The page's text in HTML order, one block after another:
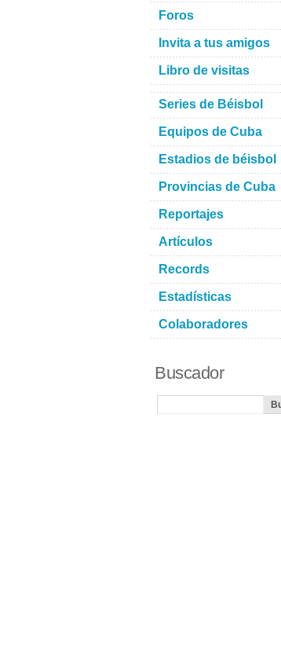
Foros
Invita a tus amigos
Libro de visitas
Series de Béisbol
Equipos de Cuba
Estadios de béisbol
Provincias de Cuba
Reportajes
Artículos
Records
Estadísticas
Colaboradores
Buscador